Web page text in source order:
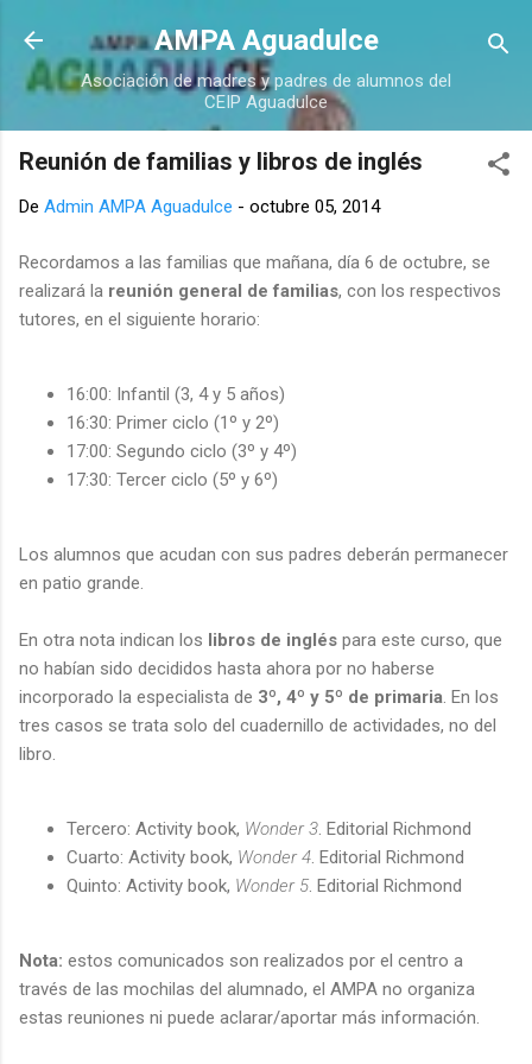
Ir al contenido principal
AMPA Aguadulce
Asociación de madres y padres de alumnos del
CEIP Aguadulce
Reunión de familias y libros de inglés
De Admin AMPA Aguadulce - octubre 05, 2014
Recordamos a las familias que mañana, día 6 de octubre, se
realizará la reunión general de familias, con los respectivos
tutores, en el siguiente horario:
16:00: Infantil (3, 4 y 5 años)
16:30: Primer ciclo (1º y 2º)
17:00: Segundo ciclo (3º y 4º)
17:30: Tercer ciclo (5º y 6º)
Los alumnos que acudan con sus padres deberán permanecer
en patio grande.
En otra nota indican los libros de inglés para este curso, que
no habían sido decididos hasta ahora por no haberse
incorporado la especialista de 3º, 4º y 5º de primaria . En los
tres casos se trata solo del cuadernillo de actividades, no del
libro.
Tercero: Activity book, Wonder 3 . Editorial Richmond
Cuarto: Activity book, Wonder 4 . Editorial Richmond
Quinto: Activity book, Wonder 5 . Editorial Richmond
Nota: estos comunicados son realizados por el centro a
través de las mochilas del alumnado, el AMPA no organiza
estas reuniones ni puede aclarar/aportar más información.